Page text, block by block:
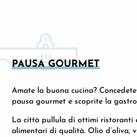
PAUSA GOURMET
Amate la buona cucina?
pausa gourmet e scoprite la
La città pullula di ottimi ristoranti
alimentari di qualità. Olio d’oliva,